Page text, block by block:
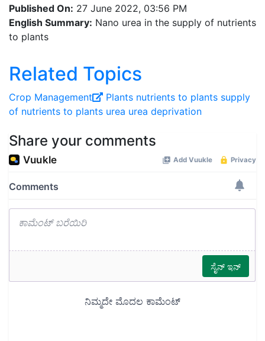
Published On: 27 June 2022, 03:56 PM
English Summary: Nano urea in the supply of nutrients
to plants
Related Topics
Crop Management Plants nutrients to plants supply
of nutrients to plants urea urea deprivation
Share your comments